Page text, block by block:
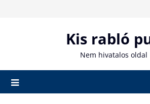
Kis rabló
Nem hivatalos oldal